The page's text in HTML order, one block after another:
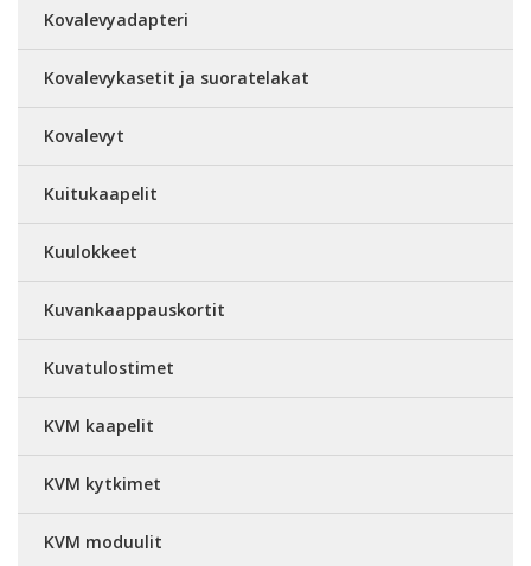
Kovalevyadapteri
Kovalevykasetit ja suoratelakat
Kovalevyt
Kuitukaapelit
Kuulokkeet
Kuvankaappauskortit
Kuvatulostimet
KVM kaapelit
KVM kytkimet
KVM moduulit